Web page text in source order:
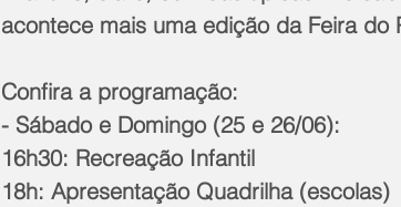
acontece mais uma edição da Feira do
Confira a programação:
- Sábado e Domingo (25 e 26/06):
16h30: Recreação Infantil
18h: Apresentação Quadrilha (escolas)